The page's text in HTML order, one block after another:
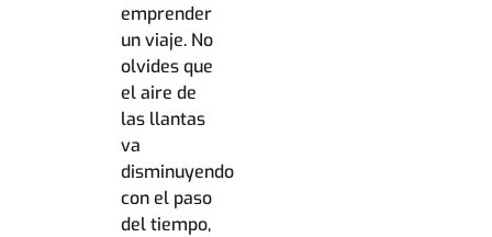
emprender
un viaje. No
olvides que
el aire de
las llantas
va
disminuyendo
con el paso
del tiempo,